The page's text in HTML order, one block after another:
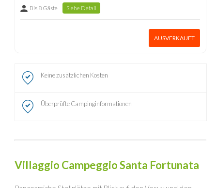
Bis 8 Gäste Siehe Detail
AUSVERKAUFT
Keine zusätzlichen Kosten
Überprüfte Campinginformationen
Villaggio Campeggio Santa Fortunata